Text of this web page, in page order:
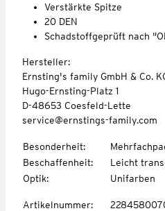
Verstärkte Spitze
20 DEN
Schadstoffgeprüft nach
Hersteller:
Ernsting's family GmbH & Co.
Hugo-Ernsting-Platz 1
D-48653 Coesfeld-Lette
service@ernstings-family.com
Besonderheit:
Beschaffenheit:
Leicht
Optik: Unifarben
Artikelnummer: